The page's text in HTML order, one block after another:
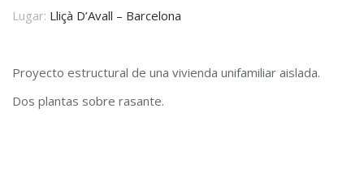
Lugar: Lliçà D’Avall – Barcelona
Proyecto estructural de una vivienda unifamiliar aislada.
Dos plantas sobre rasante.